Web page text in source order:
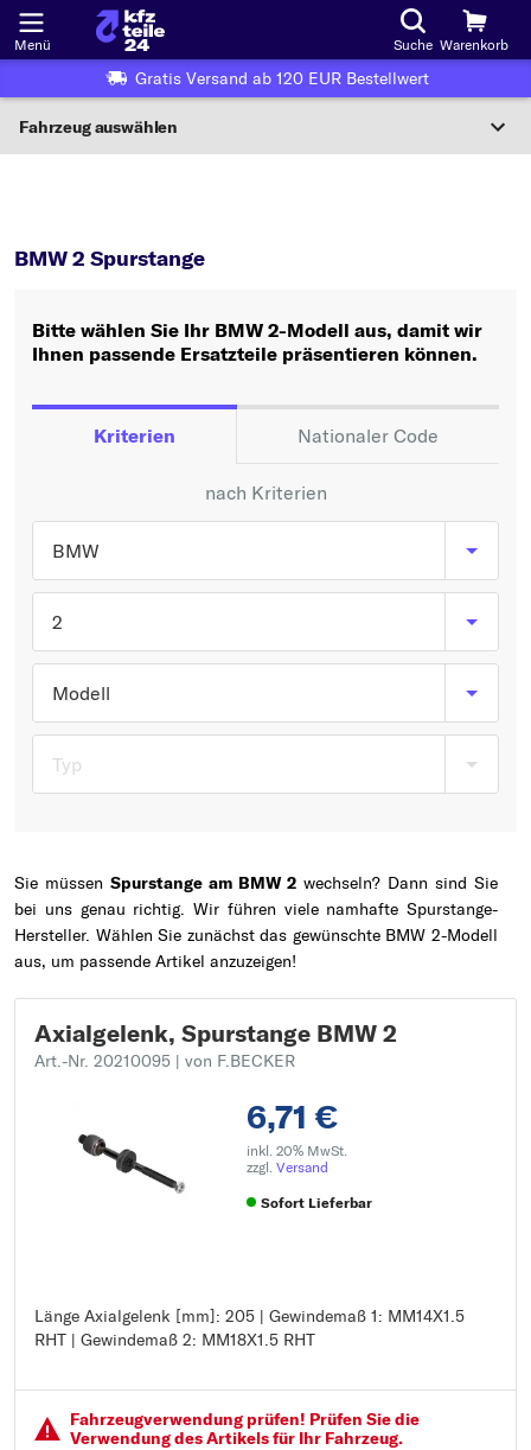
Menü Suche Warenkorb
Gratis Versand ab 120 EUR Bestellwert
Fahrzeug auswählen
Wo finde ich die?
Oder
Hersteller wählen
Typ wählen
BMW 2 Spurstange
Bitte wählen Sie Ihr BMW 2-Modell aus, damit wir
Ihnen passende Ersatzteile präsentieren können.
Kriterien Nationaler Code
nach Kriterien
BMW
2
Modell
Typ
Sie müssen Spurstange am BMW 2 wechseln? Dann sind Sie
bei uns genau richtig. Wir führen viele namhafte Spurstange-
Hersteller. Wählen Sie zunächst das gewünschte BMW 2-Modell
aus, um passende Artikel anzuzeigen!
Axialgelenk, Spurstange BMW 2
Art.-Nr. 20210095 | von F.BECKER
6,71 €
inkl. 20% MwSt.
zzgl. Versand
Sofort Lieferbar
Länge Axialgelenk [mm]: 205 | Gewindemaß 1: MM14X1.5
RHT | Gewindemaß 2: MM18X1.5 RHT
Länge Axialgelenk [mm]: 205
Gewindemaß 1: MM14X1.5 RHT
Fahrzeugver­wendung prüfen! Prüfen Sie die
Verwendung des Artikels für Ihr Fahrzeug.